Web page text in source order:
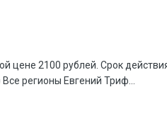
цене 2100 рублей. Срок
регионы Евгений Триф...